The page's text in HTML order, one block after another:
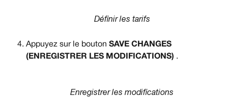
Définir les tarifs
Appuyez sur le bouton SAVE CHANGES
(ENREGISTRER LES MODIFICATIONS) .
Enregistrer les modifications